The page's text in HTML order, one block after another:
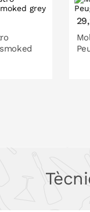
hi ha una
des del 1810.
líder mundial en
La tecnologia
espècies